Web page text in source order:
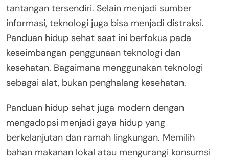
tantangan tersendiri. Selain menjadi sumber
informasi, teknologi juga bisa menjadi distraksi.
Panduan hidup sehat saat ini berfokus pada
keseimbangan penggunaan teknologi dan
kesehatan. Bagaimana menggunakan teknologi
sebagai alat, bukan penghalang kesehatan.
Panduan hidup sehat juga modern dengan
mengadopsi menjadi gaya hidup yang
berkelanjutan dan ramah lingkungan. Memilih
bahan makanan lokal atau mengurangi konsumsi